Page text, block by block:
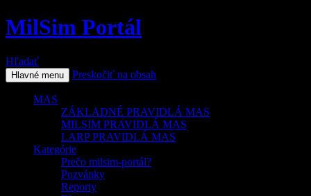
MilSim Portál
Hľadať
Hlavné menu Preskočiť na obsah
MAS
ZÁKLADNÉ PRAVIDLÁ MAS
MILSIM PRAVIDLÁ MAS
LARP PRAVIDLÁ MAS
Kategórie
Prečo milsim-portál?
Pozvánky
Reporty